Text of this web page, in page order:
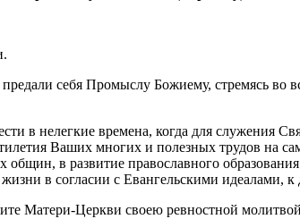
себя Промыслу Божиему, стремясь во
в нелегкие времена, когда для служения
Ваших многих и полезных трудов
в развитие православного
в согласии с Евангельскими идеалами,
Матери-Церкви своею ревностной